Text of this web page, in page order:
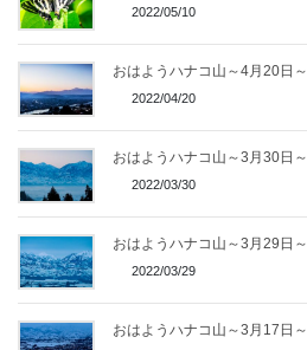
2022/05/10
おはようハナコ山～4月20日～
2022/04/20
おはようハナコ山～3月30日～
2022/03/30
おはようハナコ山～3月29日～
2022/03/29
おはようハナコ山～3月17日～